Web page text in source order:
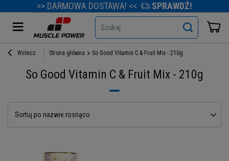
>> DARMOWA DOSTAWA! << SPRAWDŹ!
Szukaj
Wstecz Strona główna So Good Vitamin C & Fruit Mix - 210g
So Good Vitamin C & Fruit Mix - 210g
Sortuj po nazwie rosnąco